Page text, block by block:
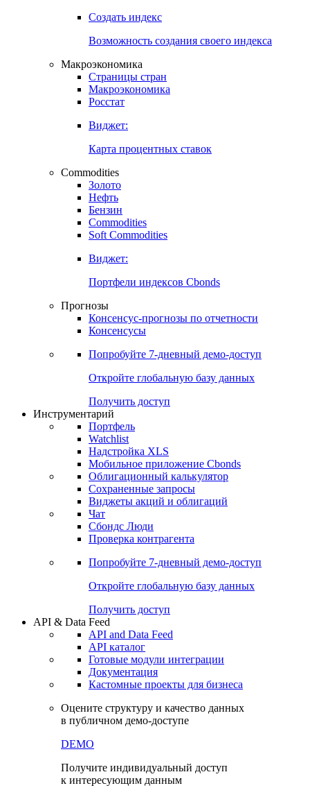
Создать индекс
Возможность создания своего индекса
Макроэкономика
Страницы стран
Макроэкономика
Росстат
Виджет:
Карта процентных ставок
Commodities
Золото
Нефть
Бензин
Commodities
Soft Commodities
Виджет:
Портфели индексов Cbonds
Прогнозы
Консенсус-прогнозы по отчетности
Консенсусы
Попробуйте 7-дневный демо-доступ
Откройте глобальную базу данных
Получить доступ
Инструментарий
Портфель
Watchlist
Надстройка XLS
Мобильное приложение Cbonds
Облигационный калькулятор
Сохраненные запросы
Виджеты акций и облигаций
Чат
Сбондс Люди
Проверка контрагента
Попробуйте 7-дневный демо-доступ
Откройте глобальную базу данных
Получить доступ
API & Data Feed
API and Data Feed
API каталог
Готовые модули интеграции
Документация
Кастомные проекты для бизнеса
Оцените структуру и качество данных
в публичном демо-доступе
DEMO
Получите индивидуальный доступ
к интересующим данным